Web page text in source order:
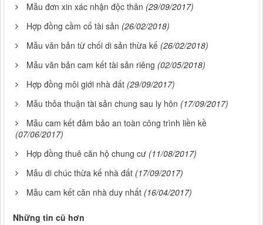
Mẫu đơn xin xác nhận độc thân (29/09/2017)
Hợp đồng cầm cố tài sản (26/02/2018)
Mẫu văn bản từ chối di sản thừa kế (26/02/2018)
Mẫu văn bản cam kết tài sản riêng (02/05/2018)
Hợp đồng môi giới nhà đất (29/09/2017)
Mẫu thỏa thuận tài sản chung sau ly hôn (17/09/2017)
Mẫu cam kết đảm bảo an toàn công trình liền kề
(07/06/2017)
Hợp đồng thuê căn hộ chung cư (11/08/2017)
Mẫu di chúc thừa kế nhà đất (17/09/2017)
Mẫu cam kết căn nhà duy nhất (16/04/2017)
Những tin cũ hơn